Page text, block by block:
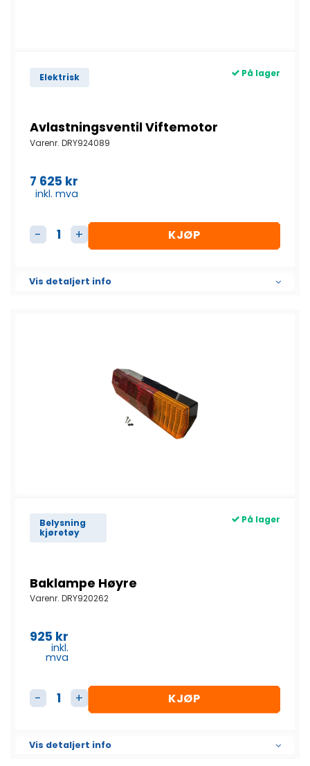
Elektrisk På lager
Avlastningsventil Viftemotor
Varenr. DRY924089
7 625 kr
inkl. mva
Avlastningsventil Viftemotor antall
KJØP
Vis detaljert info
Belysning
kjøretøy
På lager
Baklampe Høyre
Varenr. DRY920262
925 kr
inkl.
mva
Baklampe Høyre antall KJØP
Vis detaljert info